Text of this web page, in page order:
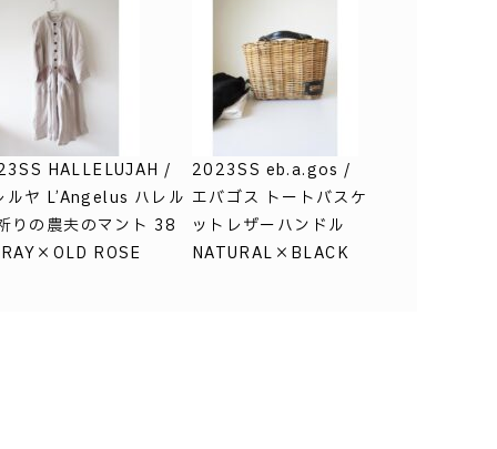
HALLELUJAH /
ルヤ L’Angelus ハレル
りの農夫のマント 38
ROSE
2023SS eb.a.gos /
エバゴス トートバスケ
ットレザーハンドル
NATURAL×BLACK